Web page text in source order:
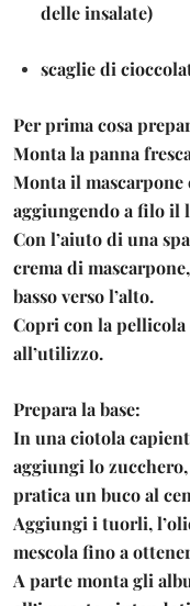
delle insalate)
scaglie di
Per prima cosa
Monta la panna
Monta il
aggiungendo a filo il
Con l’aiuto di una
crema di
basso verso l’alto.
Copri con la
all’utilizzo.
Prepara la base:
In una ciotola
aggiungi lo
pratica un buco al
Aggiungi i tuorli,
mescola fino a
A parte monta gli